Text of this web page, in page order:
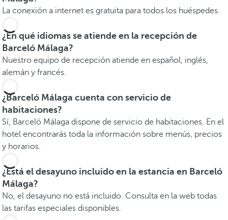
La conexión a internet es gratuita para todos los huéspedes.
¿En qué idiomas se atiende en la recepción de
Barceló Málaga?
Nuestro equipo de recepción atiende en español, inglés,
alemán y francés.
¿Barceló Málaga cuenta con servicio de
habitaciones?
Sí, Barceló Málaga dispone de servicio de habitaciones. En el
hotel encontrarás toda la información sobre menús, precios
y horarios.
¿Está el desayuno incluido en la estancia en Barceló
Málaga?
No, el desayuno no está incluido. Consulta en la web todas
las tarifas especiales disponibles.